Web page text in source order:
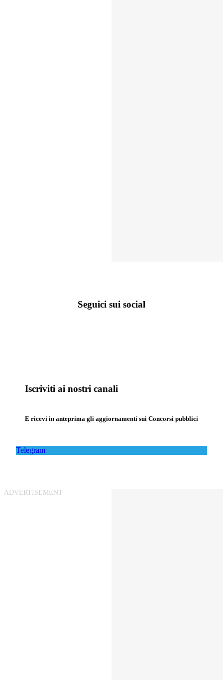
Seguici sui social
Iscriviti ai nostri canali
E ricevi in anteprima gli aggiornamenti sui Concorsi pubblici
Telegram